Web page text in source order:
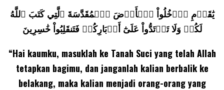
يَٰقَوۡمِ ٱدۡخُلُواْ ٱلۡأَرۡضَ ٱلۡمُقَدَّسَةَ ٱلَّتِي كَتَبَ ٱللَّهُ
لَكُمۡ وَلَا تَرۡتَدُّواْ عَلَىٰٓ أَدۡبَارِكُمۡ فَتَنقَلِبُواْ خَٰسِرِينَ
“Hai kaumku, masuklah ke Tanah Suci yang telah Allah
tetapkan bagimu, dan janganlah kalian berbalik ke
belakang, maka kalian menjadi orang-orang yang